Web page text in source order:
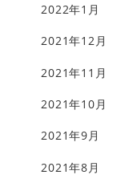
2022年1月
2021年12月
2021年11月
2021年10月
2021年9月
2021年8月